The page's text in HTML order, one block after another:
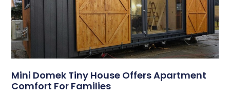
Mini Domek Tiny House Offers Apartment
Comfort For Families